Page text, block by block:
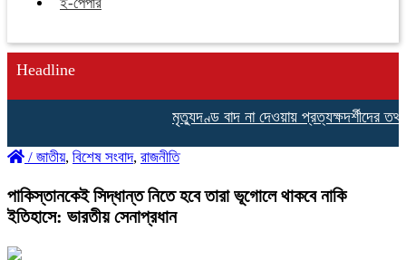
Headline
মৃত্যুদণ্ড বাদ না দেওয়ায় প্রত্যক্ষদর্শীদের তথ্য
/ জাতীয়, বিশেষ সংবাদ, রাজনীতি
পাকিস্তানকেই সিদ্ধান্ত নিতে হবে তারা ভূগোলে থাকবে নাকি
ইতিহাসে: ভারতীয় সেনাপ্রধান